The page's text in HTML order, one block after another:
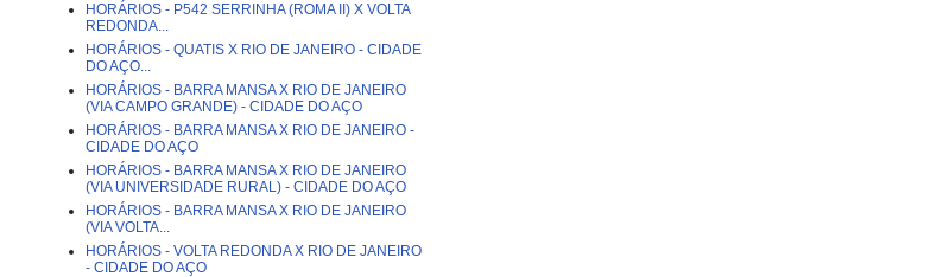
HORÁRIOS - P542 SERRINHA (ROMA II) X VOLTA
REDONDA...
HORÁRIOS - QUATIS X RIO DE JANEIRO - CIDADE
DO AÇO...
HORÁRIOS - BARRA MANSA X RIO DE JANEIRO
(VIA CAMPO GRANDE) - CIDADE DO AÇO
HORÁRIOS - BARRA MANSA X RIO DE JANEIRO -
CIDADE DO AÇO
HORÁRIOS - BARRA MANSA X RIO DE JANEIRO
(VIA UNIVERSIDADE RURAL) - CIDADE DO AÇO
HORÁRIOS - BARRA MANSA X RIO DE JANEIRO
(VIA VOLTA...
HORÁRIOS - VOLTA REDONDA X RIO DE JANEIRO
- CIDADE DO AÇO